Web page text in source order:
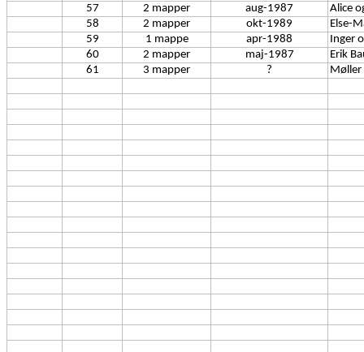
57
2 mapper aug-1987
Alice
58
2 mapper okt-1989
Else-
59
1 mappe apr-1988
Inger
60
2 mapper maj-1987
Erik
61
3 mapper ? Møller